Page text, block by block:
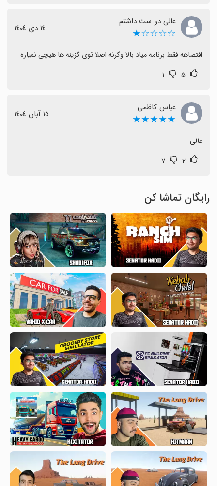
عالی دو ست داشتم
☆☆☆☆★ ١٤ دی ١٤٠٤
افتضاهه فقط برنامه میاد بالا وگرنه اصلا توی گزینه ها هیچی نمیاره
۵ ۱
عباس کاظمی
★★★★★ ١٥ آبان ١٤٠٤
عالی
۲ ۷
رایگان تماشا کن